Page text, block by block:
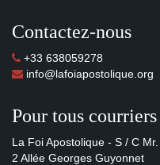
Contactez-nous
+33 638059278
info@lafoiapostolique.org
Pour tous courriers
La Foi Apostolique - S / C
2 Allée Georges Guyonnet